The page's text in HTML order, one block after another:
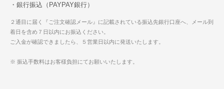
・銀行振込（PAYPAY銀行）
２通目に届く『ご注文確認メール』に記載されている振込先銀行口座へ、メール到
着日を含め７日以内にお振込ください。
ご入金が確認できましたら、５営業日以内に発送いたします。
※ 振込手数料はお客様負担にてお願いいたします。